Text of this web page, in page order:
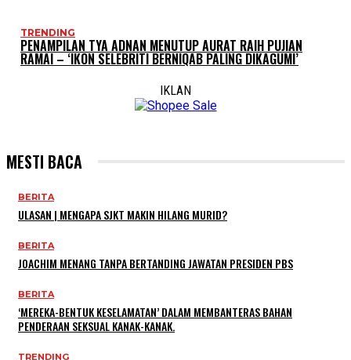
TRENDING
PENAMPILAN TYA ADNAN MENUTUP AURAT RAIH PUJIAN
RAMAI – ‘IKON SELEBRITI BERNIQAB PALING DIKAGUMI’
IKLAN
MESTI BACA
BERITA
ULASAN | MENGAPA SJKT MAKIN HILANG MURID?
BERITA
JOACHIM MENANG TANPA BERTANDING JAWATAN PRESIDEN PBS
BERITA
‘MEREKA-BENTUK KESELAMATAN’ DALAM MEMBANTERAS BAHAN
PENDERAAN SEKSUAL KANAK-KANAK.
TRENDING